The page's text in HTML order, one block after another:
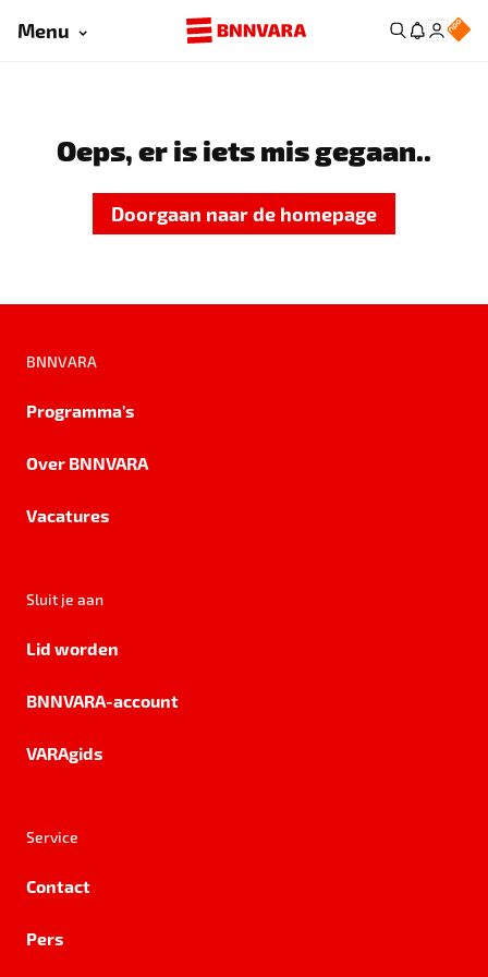
Menu
Oeps, er is iets mis gegaan..
Doorgaan naar de homepage
BNNVARA
Programma's
Over BNNVARA
Vacatures
Sluit je aan
Lid worden
BNNVARA-account
VARAgids
Service
Contact
Pers